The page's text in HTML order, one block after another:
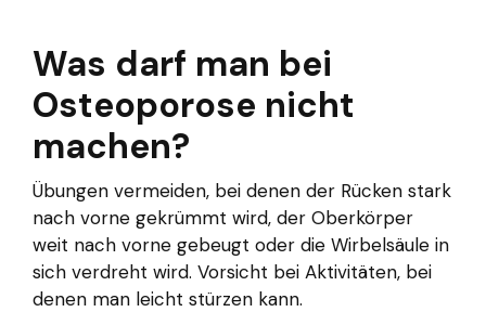
Was darf man bei
Osteoporose nicht
machen?
Übungen vermeiden, bei denen der Rücken stark
nach vorne gekrümmt wird, der Oberkörper
weit nach vorne gebeugt oder die Wirbelsäule in
sich verdreht wird. Vorsicht bei Aktivitäten, bei
denen man leicht stürzen kann.